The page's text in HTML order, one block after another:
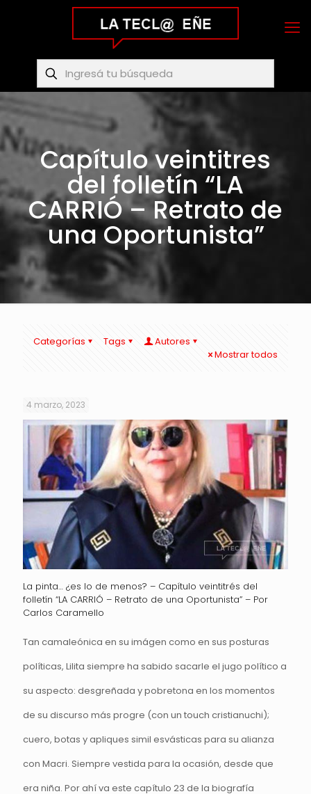
Capítulo veintitres
del folletín “LA
CARRIÓ – Retrato de
una Oportunista”
Categorías Tags
Autores
Mostrar todos
4 marzo, 2023
La pinta… ¿es lo de menos? – Capítulo veintitrés del
folletín “LA CARRIÓ – Retrato de una Oportunista” – Por
Carlos Caramello
Tan camaleónica en su imágen como en sus posturas
políticas, Lilita siempre ha sabido sacarle el jugo político a
su aspecto: desgreñada y pobretona en los momentos
de su discurso más progre (con un touch cristianuchi);
cuero, botas y apliques simil esvásticas para su alianza
con Macri. Siempre vestida para la ocasión, desde que
era niña. Por ahí va este capítulo 23 de la biografía